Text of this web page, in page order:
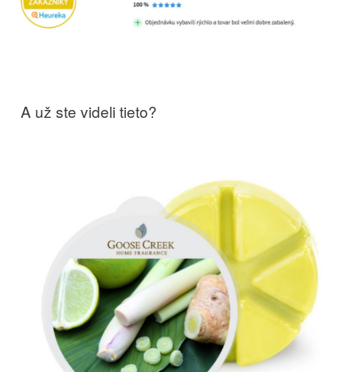
A už ste videli tieto?